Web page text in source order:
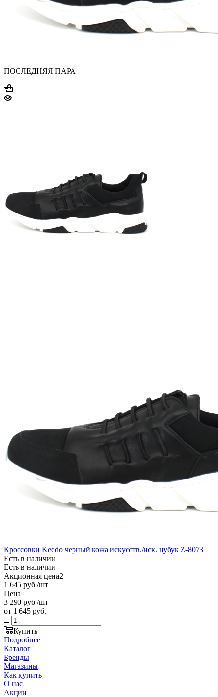
ПОСЛЕДНЯЯ ПАРА
Кроссовки Keddo черный кожа искусств./иск. нубук Z-8073
Есть в наличии
Есть в наличии
Акционная цена2
1 645 руб./шт
Цена
3 290 руб./шт
от 1 645 руб.
Купить
Подробнее
Каталог
Бренды
Магазины
Как купить
О нас
Акции